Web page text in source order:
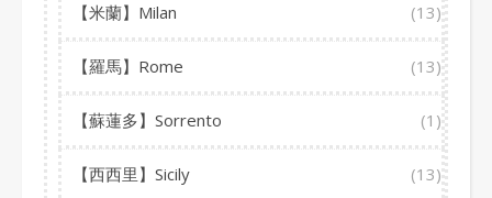
【米蘭】Milan (13)
【羅馬】Rome (13)
【蘇蓮多】Sorrento (1)
【西西里】Sicily (13)